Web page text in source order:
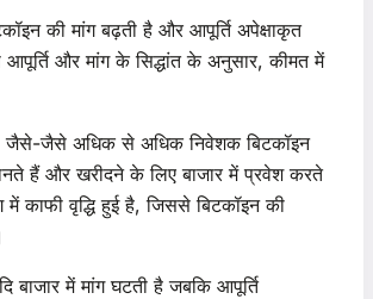
की मांग बढ़ती है और आपूर्ति अपेक्षाकृत
आपूर्ति और मांग के सिद्धांत के अनुसार, कीमत में
जैसे-जैसे अधिक से अधिक निवेशक बिटकॉइन
हैं और खरीदने के लिए बाजार में प्रवेश करते
में काफी वृद्धि हुई है, जिससे बिटकॉइन की
बाजार में मांग घटती है जबकि आपूर्ति